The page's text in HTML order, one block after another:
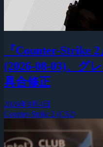
『Counter-Strike
(2026-08-03)、グ
具合修正
2026年8月4日
Counter-Strike 2 (CS2)